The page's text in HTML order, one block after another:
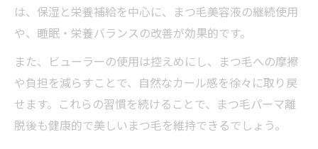
は、保湿と栄養補給を中心に、まつ毛美容液の継続使用
や、睡眠・栄養バランスの改善が効果的です。
また、ビューラーの使用は控えめにし、まつ毛への摩擦
や負担を減らすことで、自然なカール感を徐々に取り戻
せます。これらの習慣を続けることで、まつ毛パーマ離
脱後も健康的で美しいまつ毛を維持できるでしょう。